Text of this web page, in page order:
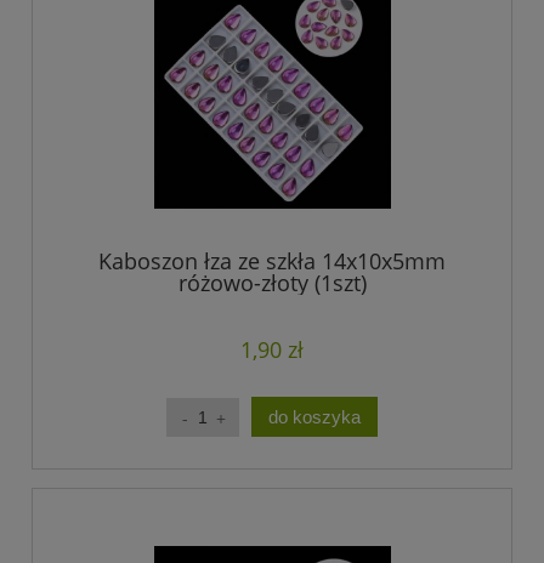
Kaboszon łza ze szkła 14x10x5mm
różowo-złoty (1szt)
1,90 zł
do koszyka